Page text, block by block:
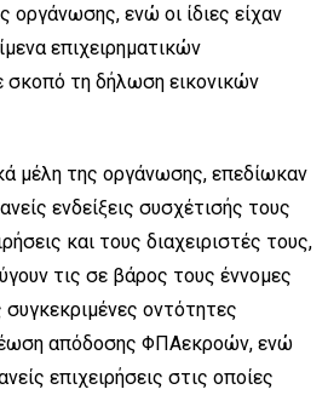
οργάνωσης, ενώ οι ίδιες είχαν
επιχειρηματικών
σκοπό τη δήλωση εικονικών
μέλη της οργάνωσης, επεδίωκαν
ενδείξεις συσχέτισής τους
και τους διαχειριστές τους,
τις σε βάρος τους έννομες
οντότητες
απόδοσης ΦΠΑεκροών, ενώ
επιχειρήσεις στις οποίες